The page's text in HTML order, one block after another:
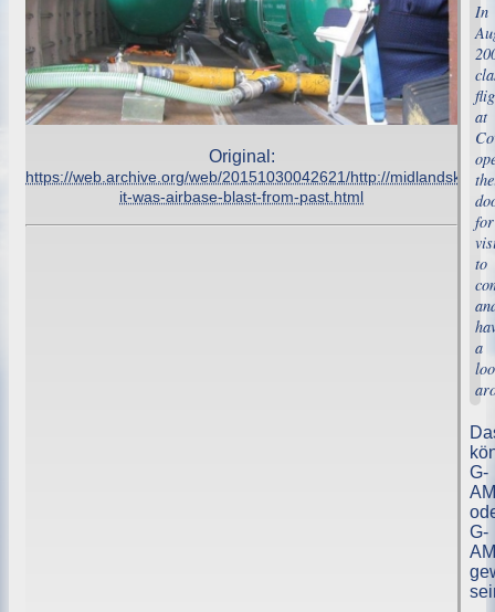
Original:
https://web.archive.org/web/20151030042621/http://
it-was-airbase-blast-from-past.html
In
at
for
to
a
G-
G-